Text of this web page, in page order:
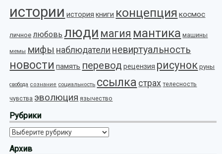
истории история книги концепция космос
личное любовь люди магия мантика машины
мемы мифы наблюдатели невиртуальность
новости память перевод рецензия рисунок руны
свобода сознание социальность ссылка страх телесность
чувства эволюция язычество
Рубрики
Рубрики
Архив